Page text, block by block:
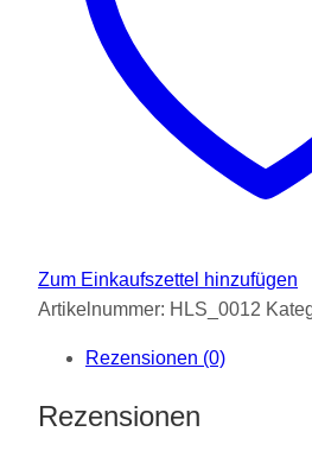
Zum Einkaufszettel hinzufügen
Artikelnummer: HLS_0012
Rezensionen (0)
Rezensionen